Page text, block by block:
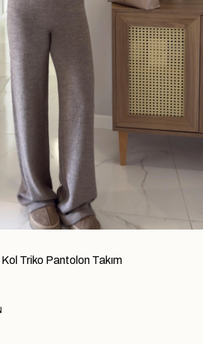
Triko Pantolon Takım